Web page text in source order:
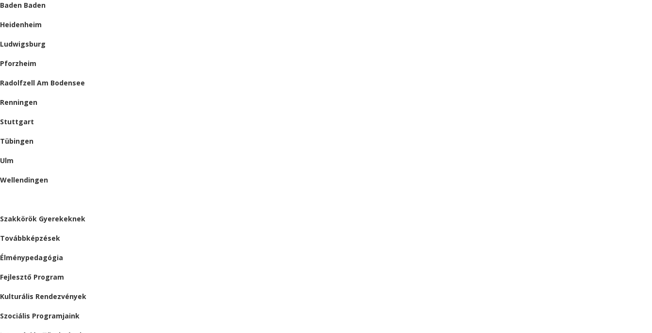
Baden Baden
Heidenheim
Ludwigsburg
Pforzheim
Radolfzell Am Bodensee
Renningen
Stuttgart
Tübingen
Ulm
Wellendingen
Szakkörök Gyerekeknek
Továbbképzések
Élménypedagógia
Fejlesztő Program
Kulturális Rendezvények
Szociális Programjaink